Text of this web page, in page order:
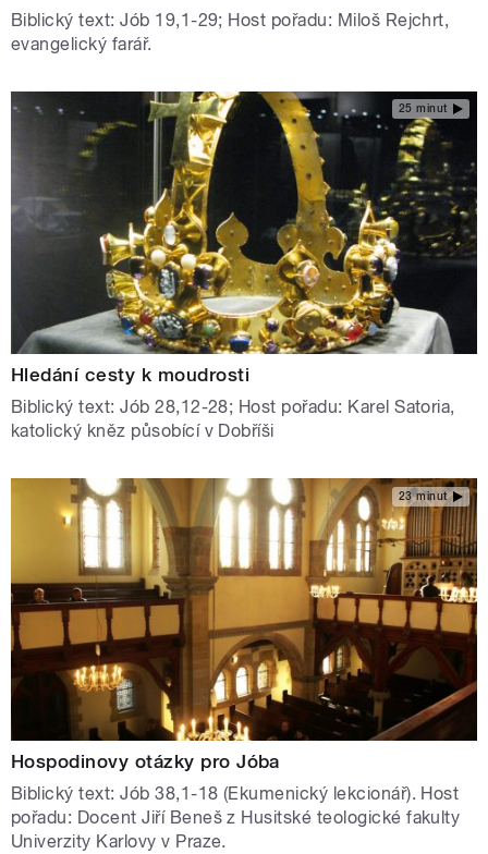
Biblický text: Jób 19,1-29; Host pořadu: Miloš Rejchrt,
evangelický farář.
25 minut
Hledání cesty k moudrosti
Biblický text: Jób 28,12-28; Host pořadu: Karel Satoria,
katolický kněz působící v Dobříši
23 minut
Hospodinovy otázky pro Jóba
Biblický text: Jób 38,1-18 (Ekumenický lekcionář). Host
pořadu: Docent Jiří Beneš z Husitské teologické fakulty
Univerzity Karlovy v Praze.